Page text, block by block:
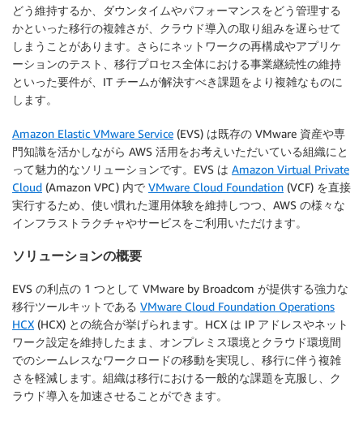
どう維持するか、ダウンタイムやパフォーマンスをどう管理する
かといった移行の複雑さが、クラウド導入の取り組みを遅らせて
しまうことがあります。さらにネットワークの再構成やアプリケ
ーションのテスト、移行プロセス全体における事業継続性の維持
といった要件が、IT チームが解決すべき課題をより複雑なものに
します。
Amazon Elastic VMware Service (EVS) は既存の VMware 資産や専
門知識を活かしながら AWS 活用をお考えいただいている組織にと
って魅力的なソリューションです。EVS は Amazon Virtual Private
Cloud (Amazon VPC) 内で VMware Cloud Foundation (VCF) を直接
実行するため、使い慣れた運用体験を維持しつつ、AWS の様々な
インフラストラクチャやサービスをご利用いただけます。
ソリューションの概要
EVS の利点の 1 つとして VMware by Broadcom が提供する強力な
移行ツールキットである VMware Cloud Foundation Operations
HCX (HCX) との統合が挙げられます。HCX は IP アドレスやネット
ワーク設定を維持したまま、オンプレミス環境とクラウド環境間
でのシームレスなワークロードの移動を実現し、移行に伴う複雑
さを軽減します。組織は移行における一般的な課題を克服し、ク
ラウド導入を加速させることができます。